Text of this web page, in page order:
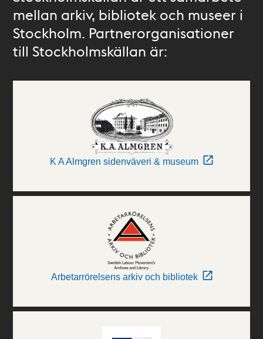
mellan arkiv, bibliotek och museer i
Stockholm. Partnerorganisationer
till Stockholmskällan är:
K A Almgren sidenväveri & museum
Arbetarrörelsens arkiv och bibliotek